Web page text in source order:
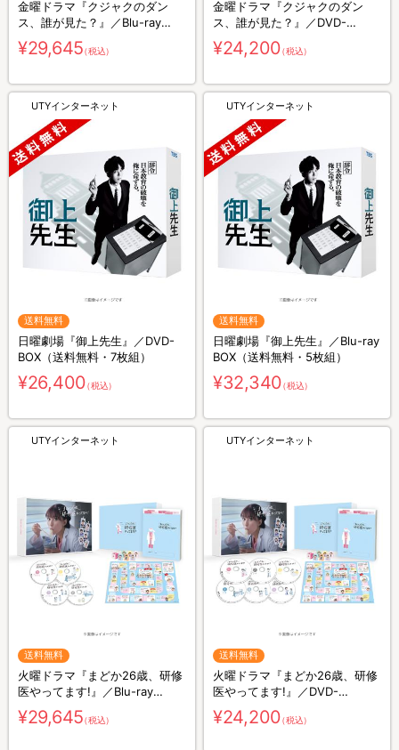
金曜ドラマ『クジャクのダン
ス、誰が見た？』／Blu-ray
BOX（送料無料・4枚組）
¥29,645（税込）
金曜ドラマ『クジャクのダン
ス、誰が見た？』／DVD-
BOX（送料無料・6枚組）
¥24,200（税込）
UTYインターネット
送料無料
日曜劇場『御上先生』／DVD-
BOX（送料無料・7枚組）
¥26,400（税込）
UTYインターネット
送料無料
日曜劇場『御上先生』／Blu-ray
BOX（送料無料・5枚組）
¥32,340（税込）
UTYインターネット
送料無料
火曜ドラマ『まどか26歳、研修
医やってます!』／Blu-ray
BOX（送料無料・4枚組）
¥29,645（税込）
UTYインターネット
送料無料
火曜ドラマ『まどか26歳、研修
医やってます!』／DVD-
BOX（送料無料・6枚組）
¥24,200（税込）